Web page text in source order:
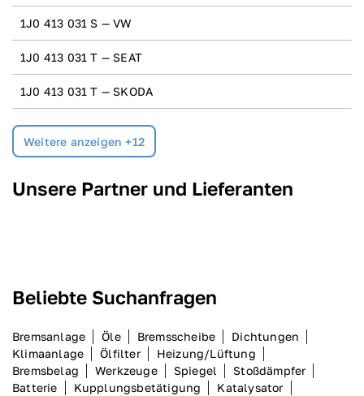
1J0 413 031 S — VW
1J0 413 031 T — SEAT
1J0 413 031 T — SKODA
Weitere anzeigen +12
Unsere Partner und Lieferanten
Beliebte Suchanfragen
Bremsanlage Öle Bremsscheibe
Dichtungen
Klimaanlage
Ölfilter
Heizung/Lüftung
Bremsbelag
Werkzeuge Spiegel
Stoßdämpfer
Batterie
Kupplungsbetätigung
Katalysator